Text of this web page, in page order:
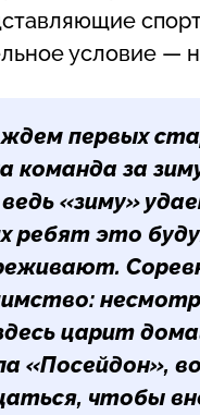
условие —
первых
команда за
«зиму»
ребят это
царит
«Посейдон»,
чтобы